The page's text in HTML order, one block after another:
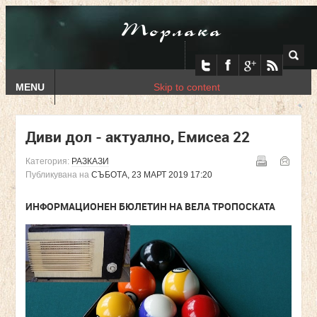
Торлака
MENU Skip to content
Диви дол - актуално, Емисеа 22
Категория: РАЗКАЗИ
Публикувана на СЪБОТА, 23 МАРТ 2019 17:20
ИНФОРМАЦИОНЕН БЮЛЕТИН НА ВЕЛА ТРОПОСКАТА